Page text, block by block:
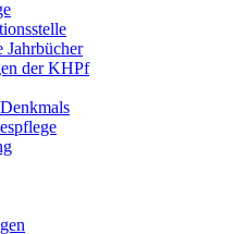
Jahrbücher
der KHPf